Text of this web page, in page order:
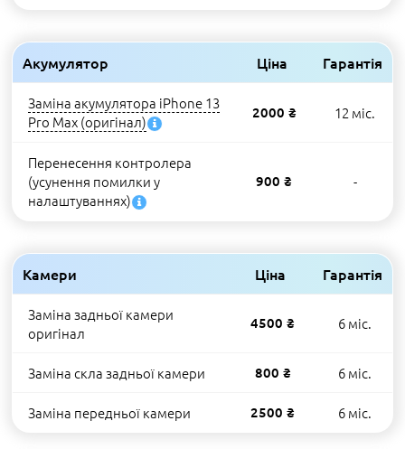
Акумулятор Ціна Гарантія
Заміна акумулятора iPhone 13
Pro Max (оригінал)
2000 ₴ 12 міс.
Перенесення контролера
(усунення помилки у
налаштуваннях)
900 ₴ -
Камери Ціна Гарантія
Заміна задньої камери
оригінал
4500 ₴ 6 міс.
Заміна скла задньої камери 800 ₴ 6 міс.
Заміна передньої камери 2500 ₴ 6 міс.